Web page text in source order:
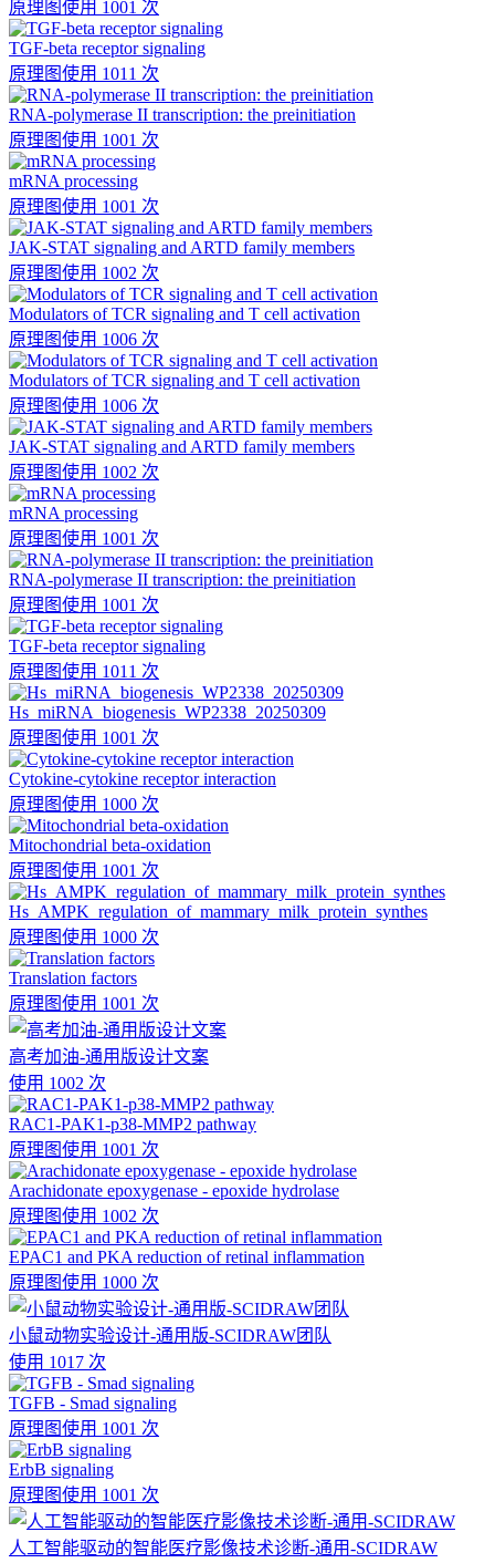
原理图使用 1001 次
TGF-beta receptor signaling
原理图使用 1011 次
RNA-polymerase II transcription: the preinitiation
原理图使用 1001 次
mRNA processing
原理图使用 1001 次
JAK-STAT signaling and ARTD family members
原理图使用 1002 次
Modulators of TCR signaling and T cell activation
原理图使用 1006 次
Modulators of TCR signaling and T cell activation
原理图使用 1006 次
JAK-STAT signaling and ARTD family members
原理图使用 1002 次
mRNA processing
原理图使用 1001 次
RNA-polymerase II transcription: the preinitiation
原理图使用 1001 次
TGF-beta receptor signaling
原理图使用 1011 次
Hs_miRNA_biogenesis_WP2338_20250309
原理图使用 1001 次
Cytokine-cytokine receptor interaction
原理图使用 1000 次
Mitochondrial beta-oxidation
原理图使用 1001 次
Hs_AMPK_regulation_of_mammary_milk_protein_synthes
原理图使用 1000 次
Translation factors
原理图使用 1001 次
高考加油-通用版设计文案
使用 1002 次
RAC1-PAK1-p38-MMP2 pathway
原理图使用 1001 次
Arachidonate epoxygenase - epoxide hydrolase
原理图使用 1002 次
EPAC1 and PKA reduction of retinal inflammation
原理图使用 1000 次
小鼠动物实验设计-通用版-SCIDRAW团队
使用 1017 次
TGFB - Smad signaling
原理图使用 1001 次
ErbB signaling
原理图使用 1001 次
人工智能驱动的智能医疗影像技术诊断-通用-SCIDRAW